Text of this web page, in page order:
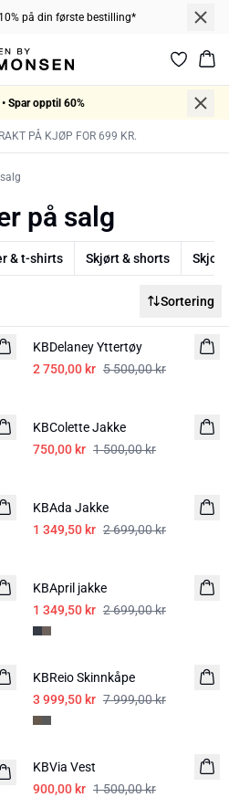
på din første bestilling*
Spar opptil 60%
PÅ KJØP FOR 699 KR.
på salg
& t-shirts Skjørt & shorts
Sortering
KBDelaney Yttertøy
2 750,00 kr 5 500,00 kr
KBColette Jakke
750,00 kr 1 500,00 kr
KBAda Jakke
1 349,50 kr 2 699,00 kr
KBApril jakke
1 349,50 kr 2 699,00 kr
-50%
KBReio Skinnkåpe
3 999,50 kr 7 999,00 kr
-40%
KBVia Vest
900,00 kr 1 500,00 kr